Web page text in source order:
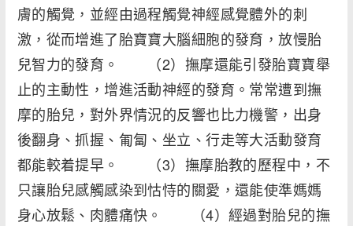
膚的觸覺，並經由過程觸覺神經感覺體外的刺
激，從而增進了胎寶寶大腦細胞的發育，放慢胎
兒智力的發育。 （2）撫摩還能引發胎寶寶舉
止的主動性，增進活動神經的發育。常常遭到撫
摩的胎兒，對外界情況的反響也比力機警，出身
後翻身、抓握、匍匐、坐立、行走等大活動發育
都能較着提早。 （3）撫摩胎教的歷程中，不
只讓胎兒感觸感染到怙恃的關愛，還能使準媽媽
身心放鬆、肉體痛快。 （4）經過對胎兒的撫